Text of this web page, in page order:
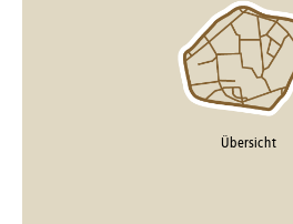
Übersicht